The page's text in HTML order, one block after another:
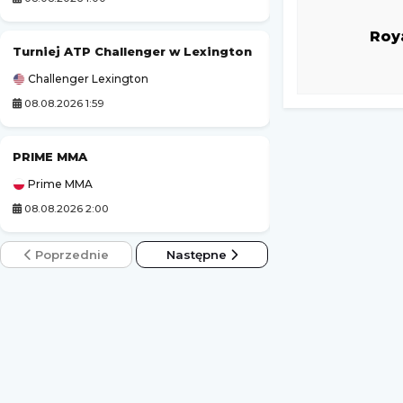
Turniej ATP Challenger w Lexington
Challenger Lexington
08.08.2026 1:59
PRIME MMA
Prime MMA
08.08.2026 2:00
Poprzednie Następne